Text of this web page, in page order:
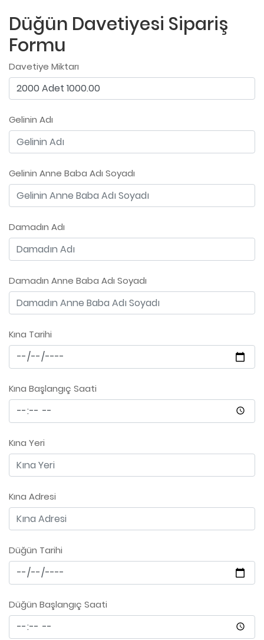
Düğün Davetiyesi Sipariş
Formu
Davetiye Miktarı
Gelinin Adı
Gelinin Anne Baba Adı Soyadı
Damadın Adı
Damadın Anne Baba Adı Soyadı
Kına Tarihi
Kına Başlangıç Saati
Kına Yeri
Kına Adresi
Düğün Tarihi
Düğün Başlangıç Saati